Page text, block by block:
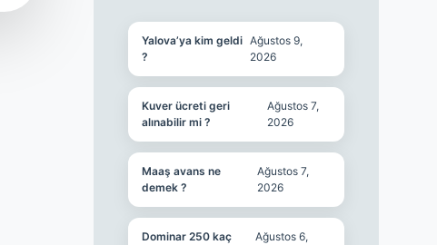
Yalova’ya kim geldi
?
Ağustos 9,
2026
Kuver ücreti geri
alınabilir mi ?
Ağustos 7,
2026
Maaş avans ne
demek ?
Ağustos 7,
2026
Dominar 250 kaç
Ağustos 6,